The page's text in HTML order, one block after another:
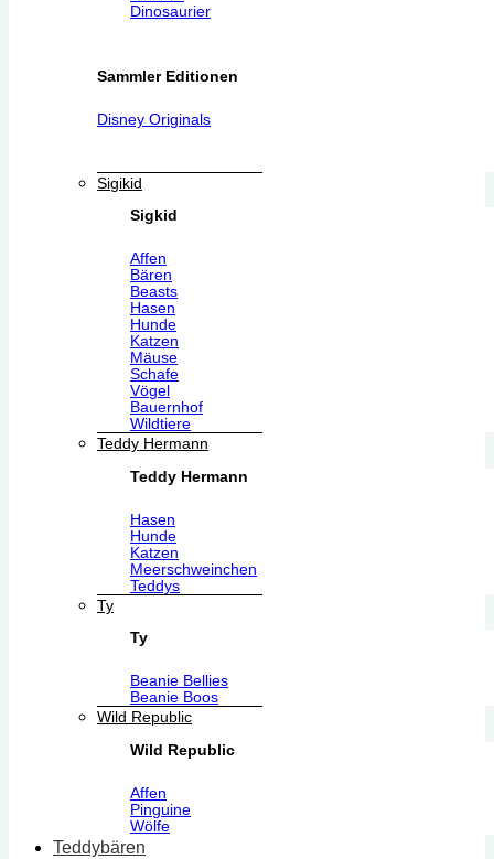
Dinosaurier
Sammler Editionen
Disney Originals
Sigikid
Sigkid
Affen
Bären
Beasts
Hasen
Hunde
Katzen
Mäuse
Schafe
Vögel
Bauernhof
Wildtiere
Teddy Hermann
Teddy Hermann
Hasen
Hunde
Katzen
Meerschweinchen
Teddys
Ty
Ty
Beanie Bellies
Beanie Boos
Wild Republic
Wild Republic
Affen
Pinguine
Wölfe
Teddybären